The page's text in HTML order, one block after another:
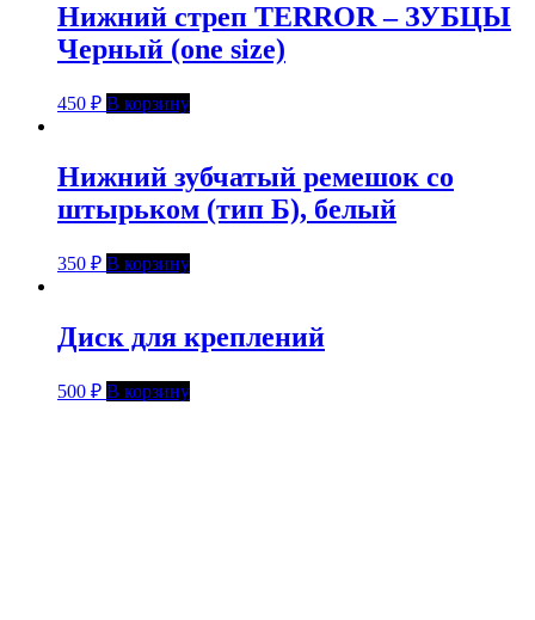
Нижний стреп TERROR – ЗУБЦЫ
Черный (one size)
450 ₽ В корзину
Нижний зубчатый ремешок со
штырьком (тип Б), белый
350 ₽ В корзину
Диск для креплений
500 ₽ В корзину